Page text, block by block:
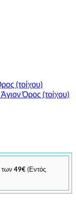
Όρος (τοίχου)
των 49€(Εντός